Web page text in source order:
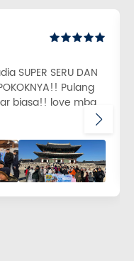
SUPER SERU DAN
Pulang
biasa!! love mba